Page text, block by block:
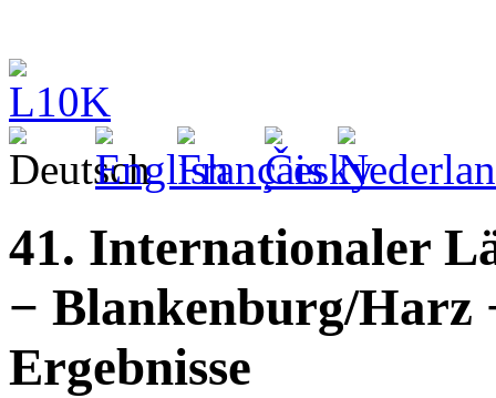
41. Internationaler
− Blankenburg/Harz
Ergebnisse